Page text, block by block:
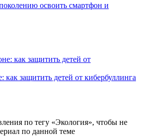
освоить смартфон и
как защитить детей от кибербуллинга
по тегу «Экология», чтобы не
по данной теме